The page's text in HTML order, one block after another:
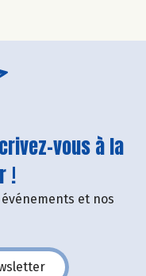
vous à la
!
et nos